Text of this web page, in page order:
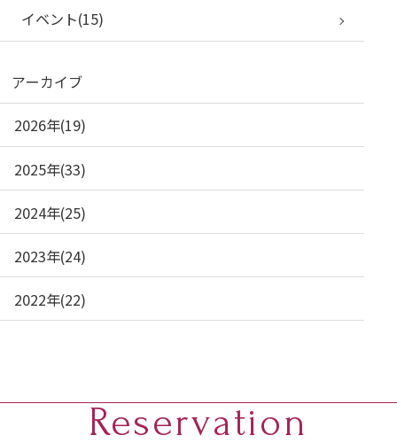
イベント(15)
アーカイブ
2026年(19)
2025年(33)
2024年(25)
2023年(24)
2022年(22)
Reservation